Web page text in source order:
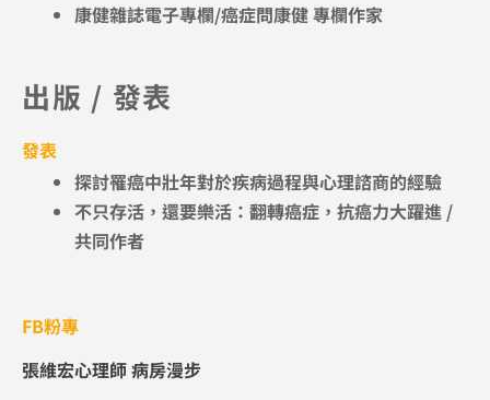
康健雜誌電子專欄/癌症問康健 專欄作家
出版 / 發表
發表
探討罹癌中壯年對於疾病過程與心理諮商的經驗
不只存活，還要樂活：翻轉癌症，抗癌力大躍進 /
共同作者
FB粉專
張維宏心理師 病房漫步